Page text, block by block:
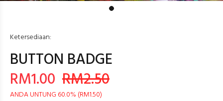
Ketersediaan:
BUTTON BADGE
RM1.00 RM2.50
ANDA UNTUNG 60.0% (RM1.50)